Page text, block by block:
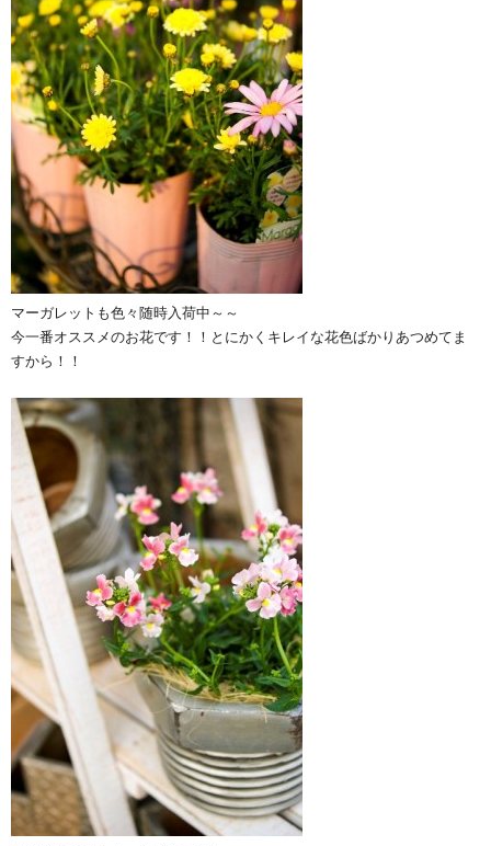
マーガレットも色々随時入荷中～～
今一番オススメのお花です！！とにかくキレイな花色ばかりあつめてま
すから！！